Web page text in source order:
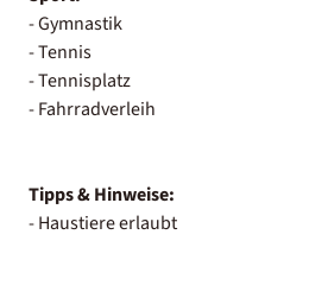
- Gymnastik
- Tennis
- Tennisplatz
- Fahrradverleih
Tipps & Hinweise:
- Haustiere erlaubt